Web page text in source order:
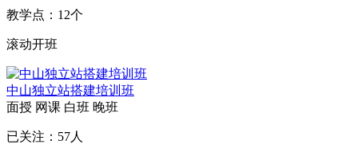
教学点： 12个
滚动开班
中山独立站搭建培训班
面授 网课 白班 晚班
已关注： 57人